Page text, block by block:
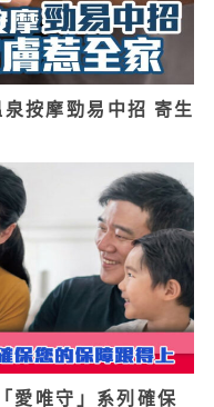
按摩勁易中招 寄生
愛唯守」系列確保